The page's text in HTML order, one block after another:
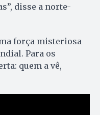
disse a norte-
força misteriosa
Para os
quem a vê,